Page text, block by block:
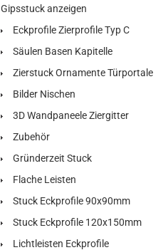
Gipsstuck anzeigen
Eckprofile Zierprofile Typ C
Säulen Basen Kapitelle
Zierstuck Ornamente Türportale
Bilder Nischen
3D Wandpaneele Ziergitter
Zubehör
Gründerzeit Stuck
Flache Leisten
Stuck Eckprofile 90x90mm
Stuck Eckprofile 120x150mm
Lichtleisten Eckprofile